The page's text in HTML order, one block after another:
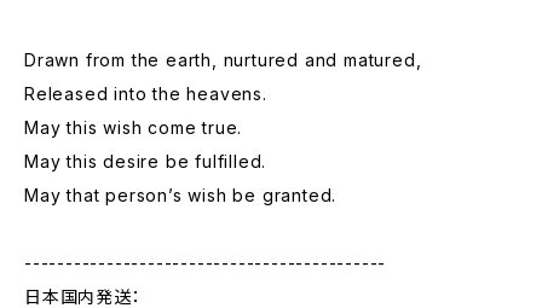
Drawn from the earth, nurtured and matured,
Released into the heavens.
May this wish come true.
May this desire be fulfilled.
May that person’s wish be granted.
--------------------------------------------
日本国内発送：